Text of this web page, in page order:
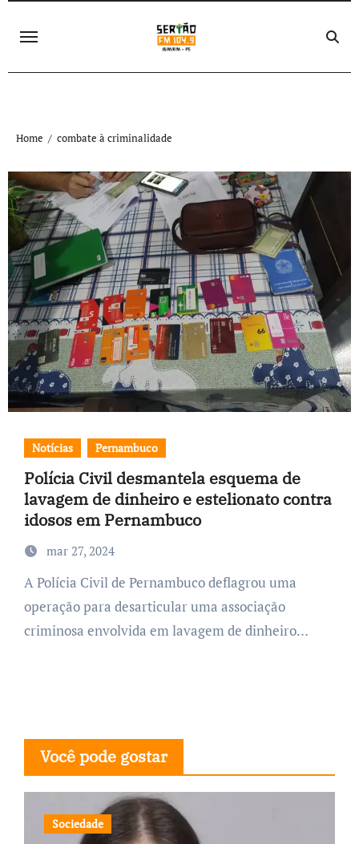
Home combate à criminalidade
Notícias Pernambuco
Polícia Civil desmantela esquema de
lavagem de dinheiro e estelionato contra
idosos em Pernambuco
mar 27, 2024
A Polícia Civil de Pernambuco deflagrou uma
operação para desarticular uma associação
criminosa envolvida em lavagem de dinheiro…
Você pode gostar
Sociedade